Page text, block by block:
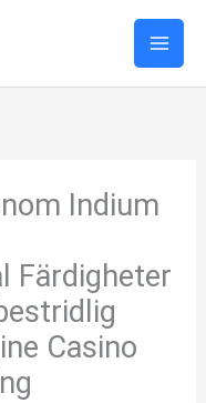
Indium
Färdigheter
Casino